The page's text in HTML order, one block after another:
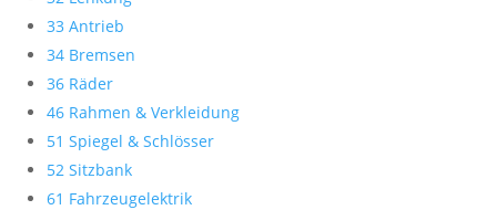
33 Antrieb
34 Bremsen
36 Räder
46 Rahmen & Verkleidung
51 Spiegel & Schlösser
52 Sitzbank
61 Fahrzeugelektrik